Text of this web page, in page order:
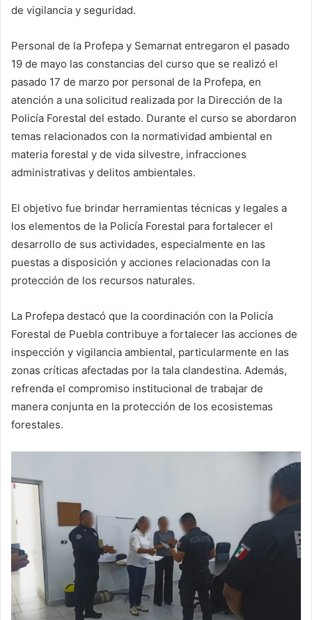
de vigilancia y seguridad.
Personal de la Profepa y Semarnat entregaron el pasado
19 de mayo las constancias del curso que se realizó el
pasado 17 de marzo por personal de la Profepa, en
atención a una solicitud realizada por la Dirección de la
Policía Forestal del estado. Durante el curso se abordaron
temas relacionados con la normatividad ambiental en
materia forestal y de vida silvestre, infracciones
administrativas y delitos ambientales.
El objetivo fue brindar herramientas técnicas y legales a
los elementos de la Policía Forestal para fortalecer el
desarrollo de sus actividades, especialmente en las
puestas a disposición y acciones relacionadas con la
protección de los recursos naturales.
La Profepa destacó que la coordinación con la Policía
Forestal de Puebla contribuye a fortalecer las acciones de
inspección y vigilancia ambiental, particularmente en las
zonas críticas afectadas por la tala clandestina. Además,
refrenda el compromiso institucional de trabajar de
manera conjunta en la protección de los ecosistemas
forestales.